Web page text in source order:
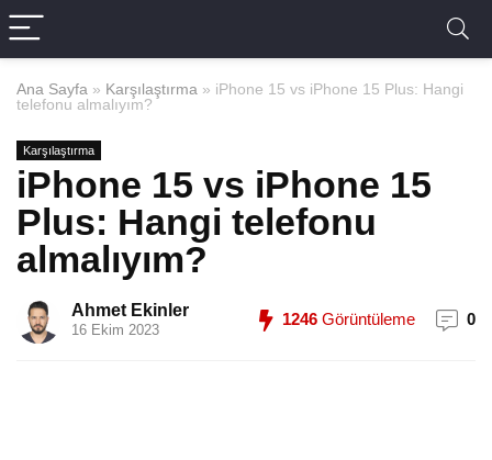
Ana Sayfa » Karşılaştırma » iPhone 15 vs iPhone 15 Plus: Hangi
telefonu almalıyım?
Karşılaştırma
iPhone 15 vs iPhone 15
Plus: Hangi telefonu
almalıyım?
Ahmet Ekinler
16 Ekim 2023
1246 Görüntüleme 0